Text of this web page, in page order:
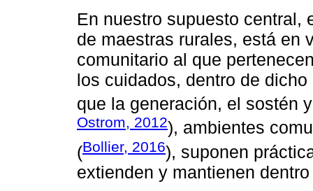
En nuestro supuesto central,
de maestras rurales, está en
comunitario al que
los cuidados, dentro de
que la generación, el sostén
Ostrom, 2012), ambientes
(Bollier, 2016), suponen
extienden y mantienen